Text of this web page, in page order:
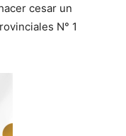
cesar un
N° 1